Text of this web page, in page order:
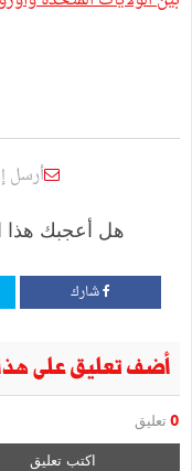
أرسل
هل أعجبك هذا
شارك
أضف تعليق على
0 تعليق
اكتب تعليق